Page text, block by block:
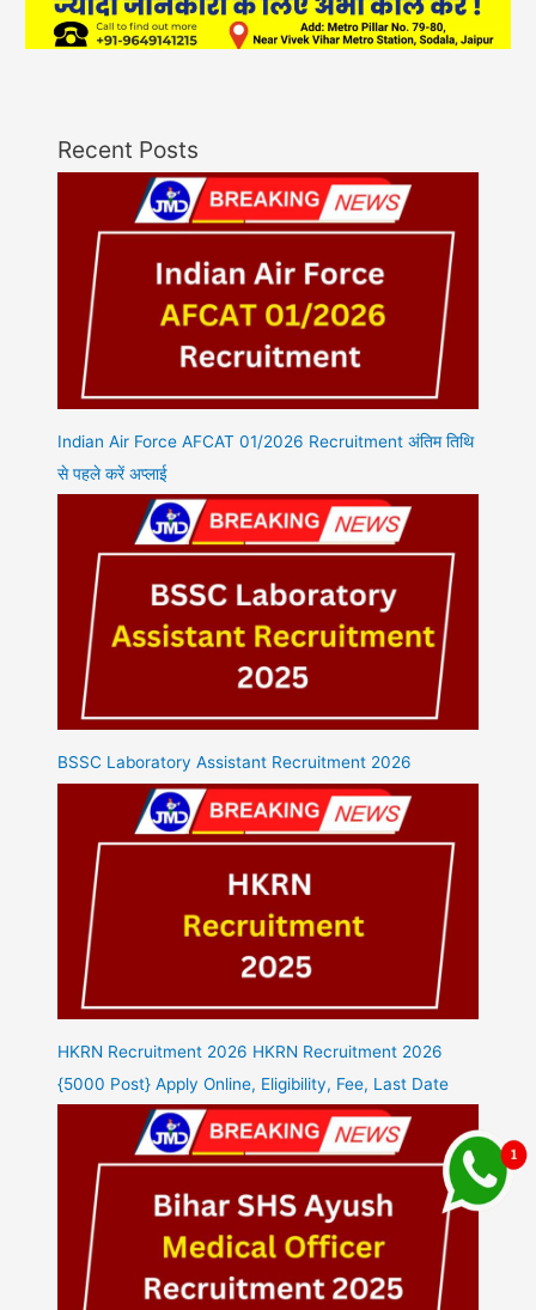
Recent Posts
Indian Air Force AFCAT 01/2026 Recruitment अंतिम तिथि
से पहले करें अप्लाई
BSSC Laboratory Assistant Recruitment 2026
HKRN Recruitment 2026 HKRN Recruitment 2026
{5000 Post} Apply Online, Eligibility, Fee, Last Date